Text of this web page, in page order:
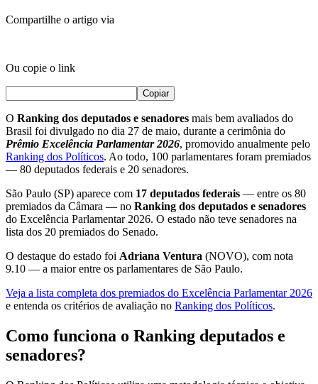
Compartilhe o artigo via
Ou copie o link
Copiar
O Ranking dos deputados e senadores mais bem avaliados do
Brasil foi divulgado no dia 27 de maio, durante a cerimônia do
Prêmio Excelência Parlamentar 2026, promovido anualmente pelo
Ranking dos Políticos. Ao todo, 100 parlamentares foram premiados
— 80 deputados federais e 20 senadores.
São Paulo (SP) aparece com 17 deputados federais — entre os 80
premiados da Câmara — no Ranking dos deputados e senadores
do Excelência Parlamentar 2026. O estado não teve senadores na
lista dos 20 premiados do Senado.
O destaque do estado foi Adriana Ventura (NOVO), com nota
9.10 — a maior entre os parlamentares de São Paulo.
Veja a lista completa dos premiados do Excelência Parlamentar 2026
e entenda os critérios de avaliação no Ranking dos Políticos.
Como funciona o Ranking deputados e
senadores?